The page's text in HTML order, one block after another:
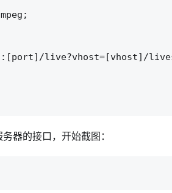
live?vhost=[vhost]/
器的接口，开始截图：